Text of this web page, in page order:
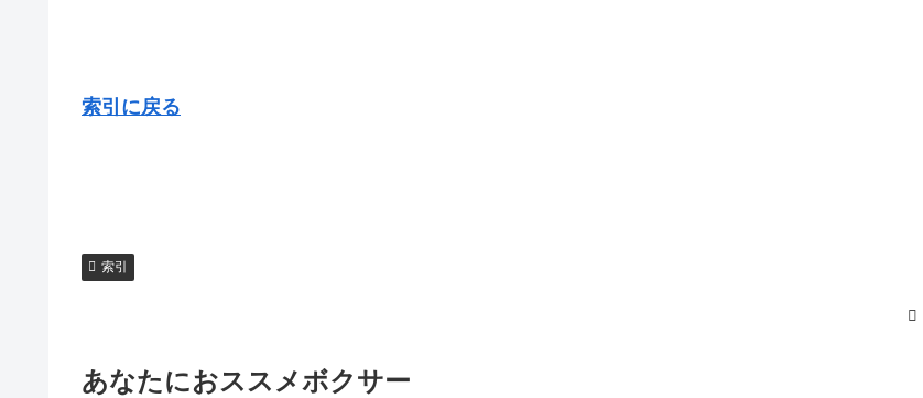
索引に戻る
索引
あなたにおススメボクサー